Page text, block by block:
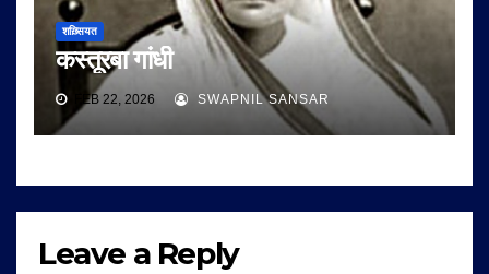
शख़्सियत
कस्तूरबा गांधी
FEB 22, 2026 SWAPNIL SANSAR
Leave a Reply